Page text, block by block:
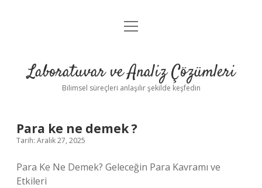
Anasayfa
Yasal Uyarı
menüyü
Laboratuvar ve Analiz Çözümleri
Bilimsel süreçleri anlaşılır şekilde keşfedin
Para ke ne demek ?
Tarih: Aralık 27, 2025
Para Ke Ne Demek? Geleceğin Para Kavramı ve
Etkileri